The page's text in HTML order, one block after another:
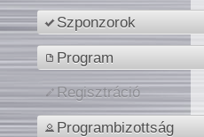
Szponzorok
Program
Regisztráció
Programbizottság